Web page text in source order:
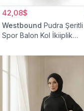
42,08$
Westbound Pudra Şeritli
Spor Balon Kol İkiiplik